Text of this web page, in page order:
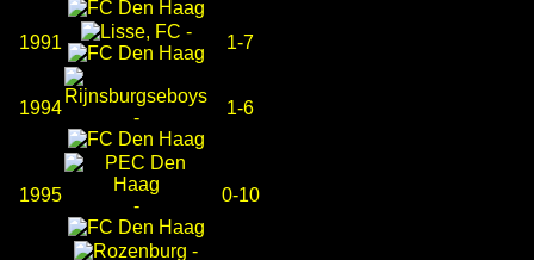
1991
-
1-7
1994 - 1-6
1995
-
0-10
-